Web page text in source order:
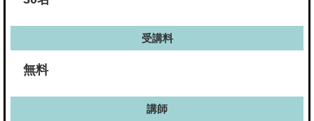
受講料
無料
講師